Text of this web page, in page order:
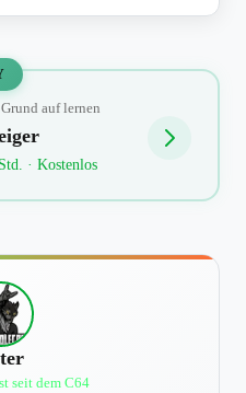
auf lernen
· Kostenlos
seit dem C64